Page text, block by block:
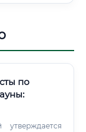
по
утверждается